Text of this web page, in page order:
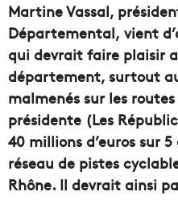
Martine Vassal,
Départemental, vient
qui devrait faire plaisir
département, surtout
malmenés sur les
présidente (Les
40 millions d’euros sur
réseau de pistes
Rhône. Il devrait ainsi